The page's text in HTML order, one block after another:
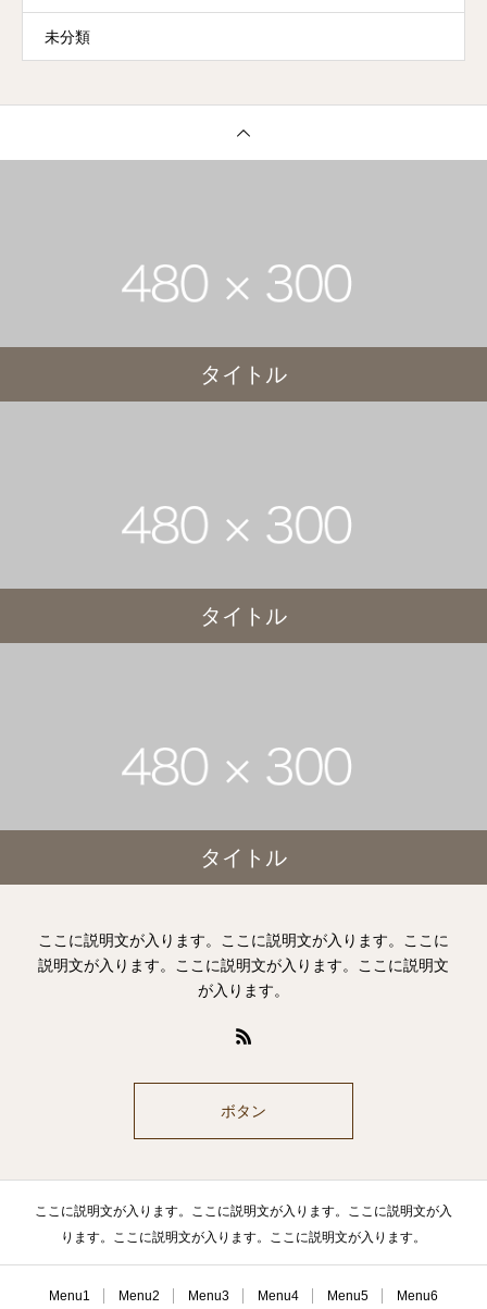
未分類
タイトル
タイトル
タイトル
ここに説明文が入ります。ここに説明文が入ります。ここに
説明文が入ります。ここに説明文が入ります。ここに説明文
が入ります。
ボタン
ここに説明文が入ります。ここに説明文が入ります。ここに説明文が入
ります。ここに説明文が入ります。ここに説明文が入ります。
Menu1 Menu2 Menu3 Menu4 Menu5 Menu6